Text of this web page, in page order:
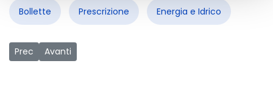
Share
Bollette Prescrizione Energia e Idrico
Articolo precedente: Decennale referendum acqua:
Prec Articolo successivo: Amazon paghi subito tutte le
Avanti